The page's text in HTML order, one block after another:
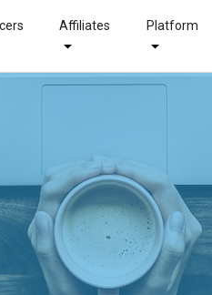
Affiliates Platform